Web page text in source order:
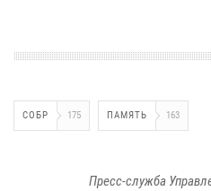
СОБР 175 ПАМЯТЬ 163
Пресс-служба